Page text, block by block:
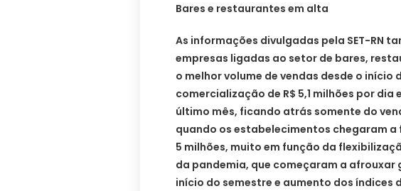
Bares e restaurantes em alta
As informações divulgadas pela SET-RN
empresas ligadas ao setor de bares,
o melhor volume de vendas desde o início
comercialização de R$ 5,1 milhões por dia
último mês, ficando atrás somente do
quando os estabelecimentos chegaram a
5 milhões, muito em função da
da pandemia, que começaram a
início do semestre e aumento dos índices